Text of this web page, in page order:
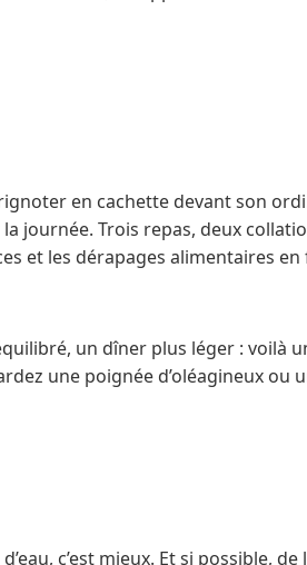
en cachette devant son
journée. Trois repas, deux
et les dérapages alimentaires
un dîner plus léger : voilà
une poignée d’oléagineux ou
c’est mieux. Et si possible,